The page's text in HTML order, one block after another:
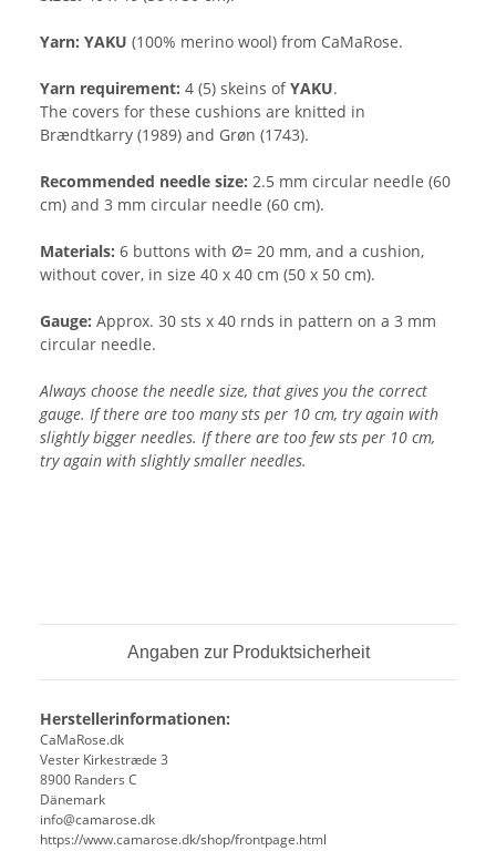
Yarn: YAKU (100% merino wool) from CaMaRose.
Yarn requirement: 4 (5) skeins ofYAKU.
The covers for these cushions are knitted in
Brændtkarry (1989) and Grøn (1743).
Recommended needle size: 2.5 mm circular needle (60
cm) and 3 mm circular needle (60 cm).
Materials: 6 buttons with Ø= 20 mm, and a cushion,
without cover, in size 40 x 40 cm (50 x 50 cm).
Gauge: Approx. 30 sts x 40 rnds in pattern on a 3 mm
circular needle.
Always choose the needle size, that gives you the correct
gauge. If there are too many sts per 10 cm, try again with
slightly bigger needles. If there are too few sts per 10 cm,
try again with slightly smaller needles.
Angaben zur Produktsicherheit
Herstellerinformationen:
CaMaRose.dk
Vester Kirkestræde 3
8900 Randers C
Dänemark
info@camarose.dk
https://www.camarose.dk/shop/frontpage.html